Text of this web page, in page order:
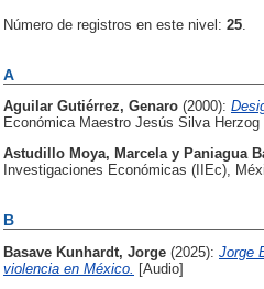
Número de registros en este nivel: 25
A
Aguilar Gutiérrez, Genaro (2000):
Económica Maestro Jesús Silva
Astudillo Moya, Marcelay Paniagua
Investigaciones Económicas (IIEc),
B
Basave Kunhardt, Jorge (2025): Jorge
violencia en México.
[Audio]